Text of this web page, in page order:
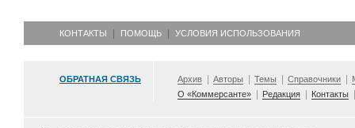
КОНТАКТЫ ПОМОЩЬ УСЛОВИЯ ИСПОЛЬЗОВАНИЯ
ОБРАТНАЯ СВЯЗЬ Архив Авторы Темы Справочники
О «Коммерсанте»
Редакция Контакты